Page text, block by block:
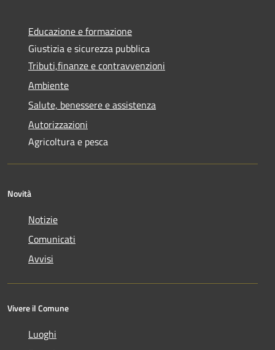
Educazione e formazione
Giustizia e sicurezza pubblica
Tributi,finanze e contravvenzioni
Ambiente
Salute, benessere e assistenza
Autorizzazioni
Agricoltura e pesca
Novità
Notizie
Comunicati
Avvisi
Vivere il Comune
Luoghi